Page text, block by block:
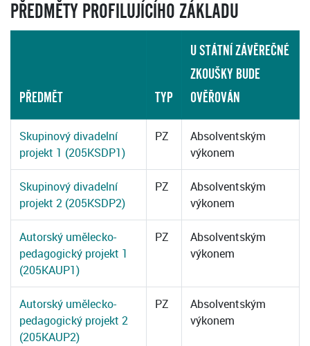
PŘEDMĚTY PROFILUJÍCÍHO ZÁKLADU
PŘEDMĚT TYP
U STÁTNÍ ZÁVĚREČNÉ
ZKOUŠKY BUDE
OVĚŘOVÁN
Skupinový divadelní
projekt 1 (205KSDP1)
PZ
Absolventským
výkonem
Skupinový divadelní
projekt 2 (205KSDP2)
PZ
Absolventským
výkonem
Autorský umělecko-
pedagogický projekt 1
(205KAUP1)
PZ
Absolventským
výkonem
Autorský umělecko-
pedagogický projekt 2
(205KAUP2)
PZ
Absolventským
výkonem